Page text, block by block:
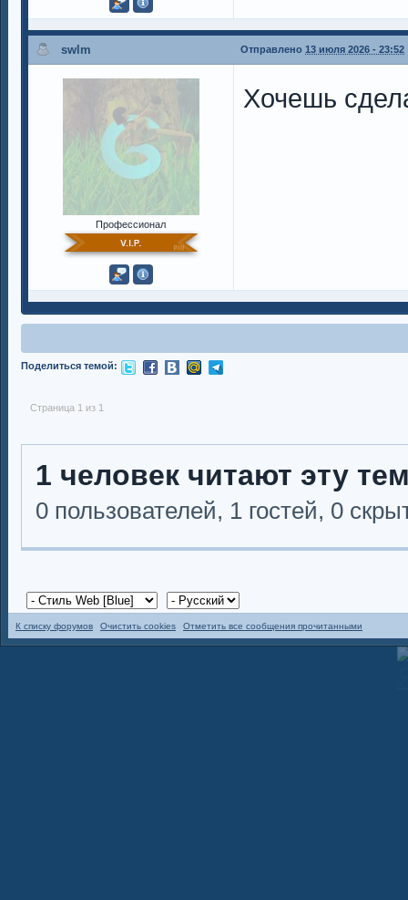
swlm Отправлено 13 июля 2026 - 23:52
Профессионал
Хочешь
Поделиться темой:
Страница 1 из 1
1 человек читают эту
0 пользователей, 1 гостей, 0
К списку форумов Очистить cookies Отметить все сообщения прочитанными